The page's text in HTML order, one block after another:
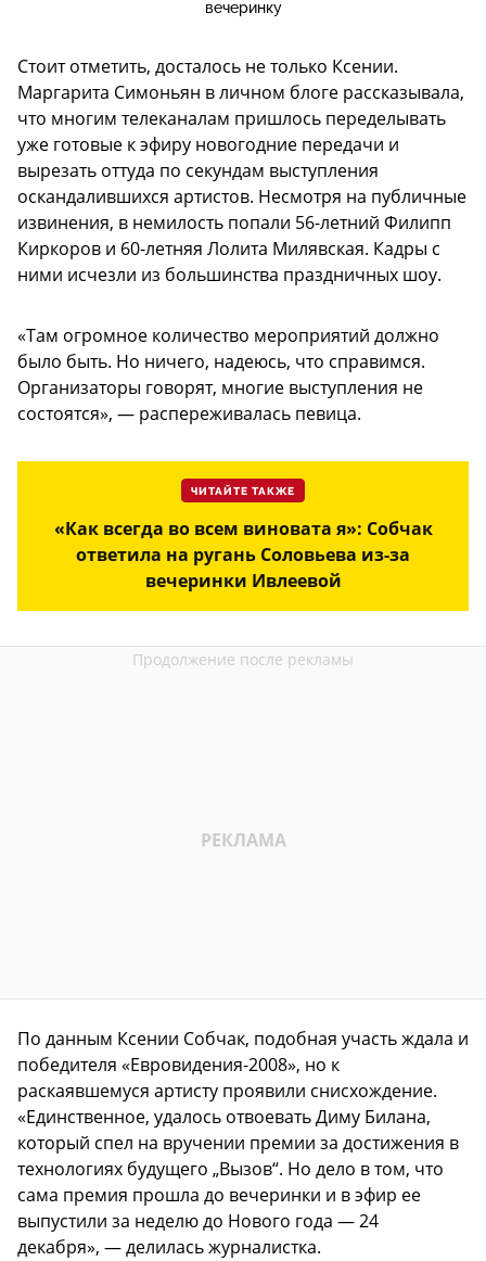
вечеринку
Стоит отметить, досталось не только Ксении.
Маргарита Симоньян в личном блоге рассказывала,
что многим телеканалам пришлось переделывать
уже готовые к эфиру новогодние передачи и
вырезать оттуда по секундам выступления
оскандалившихся артистов. Несмотря на публичные
извинения, в немилость попали 56-летний Филипп
Киркоров и 60-летняя Лолита Милявская. Кадры с
ними исчезли из большинства праздничных шоу.
«Там огромное количество мероприятий должно
было быть. Но ничего, надеюсь, что справимся.
Организаторы говорят, многие выступления не
состоятся», — распереживалась певица.
ЧИТАЙТЕ ТАКЖЕ
«Как всегда во всем виновата я»: Собчак
ответила на ругань Соловьева из-за
вечеринки Ивлеевой
По данным Ксении Собчак, подобная участь ждала и
победителя «Евровидения-2008», но к
раскаявшемуся артисту проявили снисхождение.
«Единственное, удалось отвоевать Диму Билана,
который спел на вручении премии за достижения в
технологиях будущего „Вызов“. Но дело в том, что
сама премия прошла до вечеринки и в эфир ее
выпустили за неделю до Нового года — 24
декабря», — делилась журналистка.